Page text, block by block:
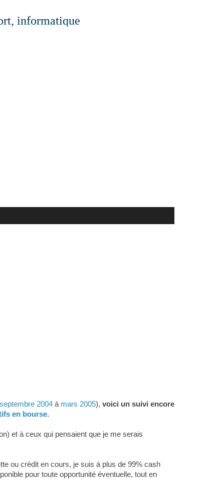
informatique
2004à mars 2005), voici un suivi encore
en bourse.
et à ceux qui pensaient que je me serais
ou crédit en cours, je suis à plus de 99% cash
pour toute opportunité éventuelle, tout en